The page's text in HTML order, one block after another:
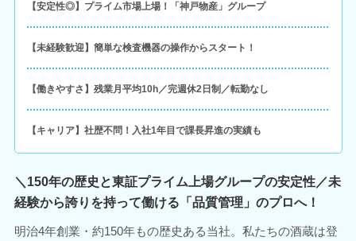
【安定性◎】プライム市場上場！「神戸物産」グループ
【未経験歓迎】簡単な検査機器の操作からスタート！
【働きやすさ】残業月平均10h／完週休2日制／転勤なし
【キャリア】社歴不問！入社1年目で課長昇進の実績も
＼150年の歴史と東証プライム上場グループの安定性／未
経験から誇りを持って働ける「品質管理」のプロへ！
明治4年創業・約150年もの歴史ある当社。私たちの酒蔵は登